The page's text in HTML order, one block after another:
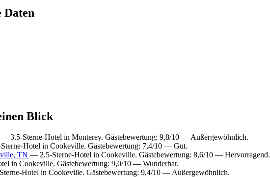
Daten
Blick
— 3.5-Sterne-Hotel in Monterey. Gästebewertung: 9,8/10 — Außergewöhnlich.
Hotel in Cookeville. Gästebewertung: 7,4/10 — Gut.
TN — 2.5-Sterne-Hotel in Cookeville. Gästebewertung: 8,6/10 — Hervorragend.
in Cookeville. Gästebewertung: 9,0/10 — Wunderbar.
Hotel in Cookeville. Gästebewertung: 9,4/10 — Außergewöhnlich.